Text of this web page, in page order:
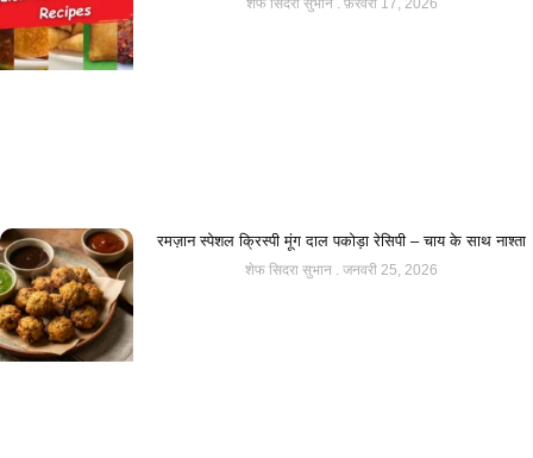
शेफ सिदरा सुभान फ़रवरी 17, 2026
रमज़ान स्पेशल क्रिस्पी मूंग दाल पकोड़ा रेसिपी – चाय के साथ नाश्ता
शेफ सिदरा सुभान जनवरी 25, 2026